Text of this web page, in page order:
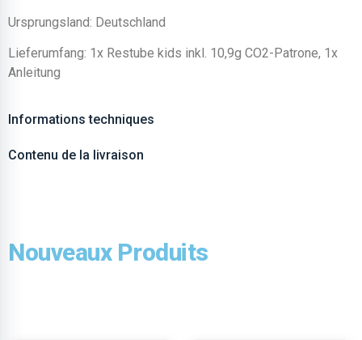
Ursprungsland: Deutschland
Lieferumfang: 1x Restube kids inkl. 10,9g CO2-Patrone, 1x
Anleitung
Informations techniques
Contenu de la livraison
Nouveaux Produits